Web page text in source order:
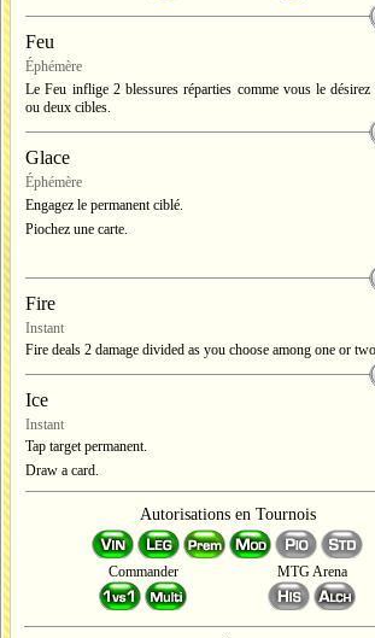
Feu
Éphémère
Le Feu inflige 2 blessures réparties comme vous le désirez
ou deux cibles.
Glace
Éphémère
Engagez le permanent ciblé.
Piochez une carte.
Fire
Instant
Fire deals 2 damage divided as you choose among one or
Ice
Instant
Tap target permanent.
Draw a card.
Autorisations en Tournois
Commander MTG Arena